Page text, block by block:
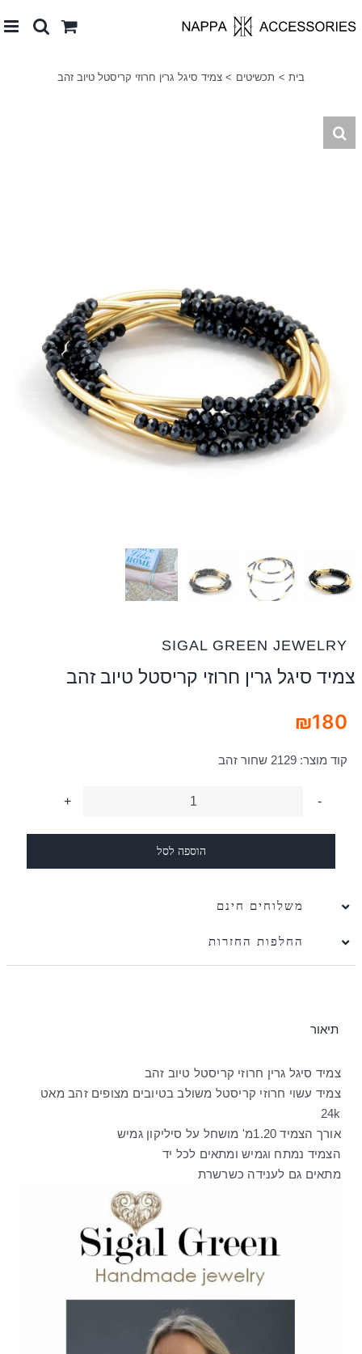
לתוכן
בית תכשיטים צמיד סיגל גרין חרוזי קריסטל טיוב זהב
SIGAL GREEN JEWELRY
צמיד סיגל גרין חרוזי קריסטל טיוב זהב
₪180
קוד מוצר: 2129 שחור זהב
של
צמיד
טיוב
הוספה לסל
משלוחים חינם
החלפות החזרות
תיאור
צמיד סיגל גרין חרוזי קריסטל טיוב זהב
צמיד עשוי חרוזי קריסטל משולב בטיובים מצופים זהב מאט
24k
אורך הצמיד 1.20מ' מושחל על סיליקון גמיש
הצמיד נמתח וגמיש ומתאים לכל יד
מתאים גם לענידה כשרשרת